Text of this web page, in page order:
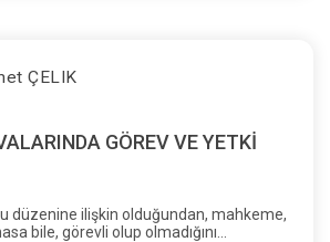
ÇELIK
GÖREV VE YETKİ
düzenine ilişkin olduğundan, mahkeme,
bile, görevli olup olmadığını